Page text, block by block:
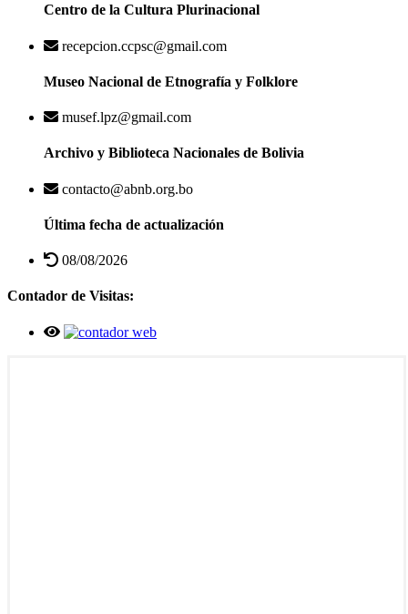
Centro de la Cultura Plurinacional
recepcion.ccpsc@gmail.com
Museo Nacional de Etnografía y Folklore
musef.lpz@gmail.com
Archivo y Biblioteca Nacionales de Bolivia
contacto@abnb.org.bo
Última fecha de actualización
08/08/2026
Contador de Visitas: